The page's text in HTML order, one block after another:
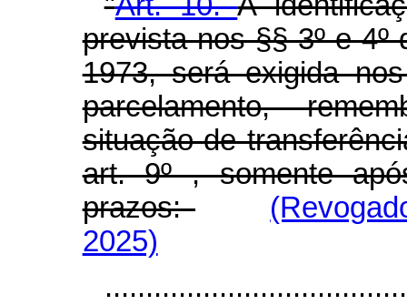
prevista nos §§ 3º e 4º
1973, será exigida
parcelamento,
situação de
art. 9º , somente
prazos:
2025)